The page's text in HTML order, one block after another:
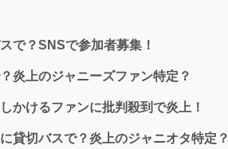
で？SNSで参加者募集！
炎上のジャニーズファン特定？
かけるファンに批判殺到で炎上！
貸切バスで？炎上のジャニオタ特定？